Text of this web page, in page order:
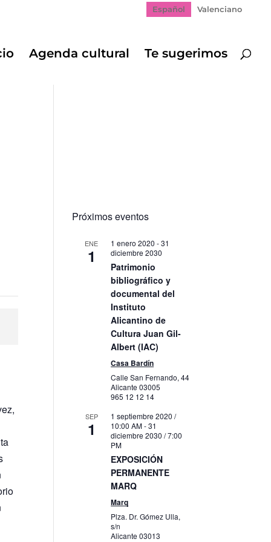
Español Valenciano
Agenda cultural Te sugerimos
Próximos eventos
ENE
1
1 enero 2020 -31
diciembre 2030
Patrimonio
bibliográfico y
documental del
Instituto
Alicantino de
Cultura Juan Gil-
Albert (IAC)
Casa Bardín
Calle San Fernando, 44
Alicante03005
965 12 12 14
SEP
1
1 septiembre 2020 /
10:00 AM-31
diciembre 2030 / 7:00
PM
EXPOSICIÓN
PERMANENTE
MARQ
Marq
Plza. Dr. Gómez Ulla,
s/n
Alicante03013